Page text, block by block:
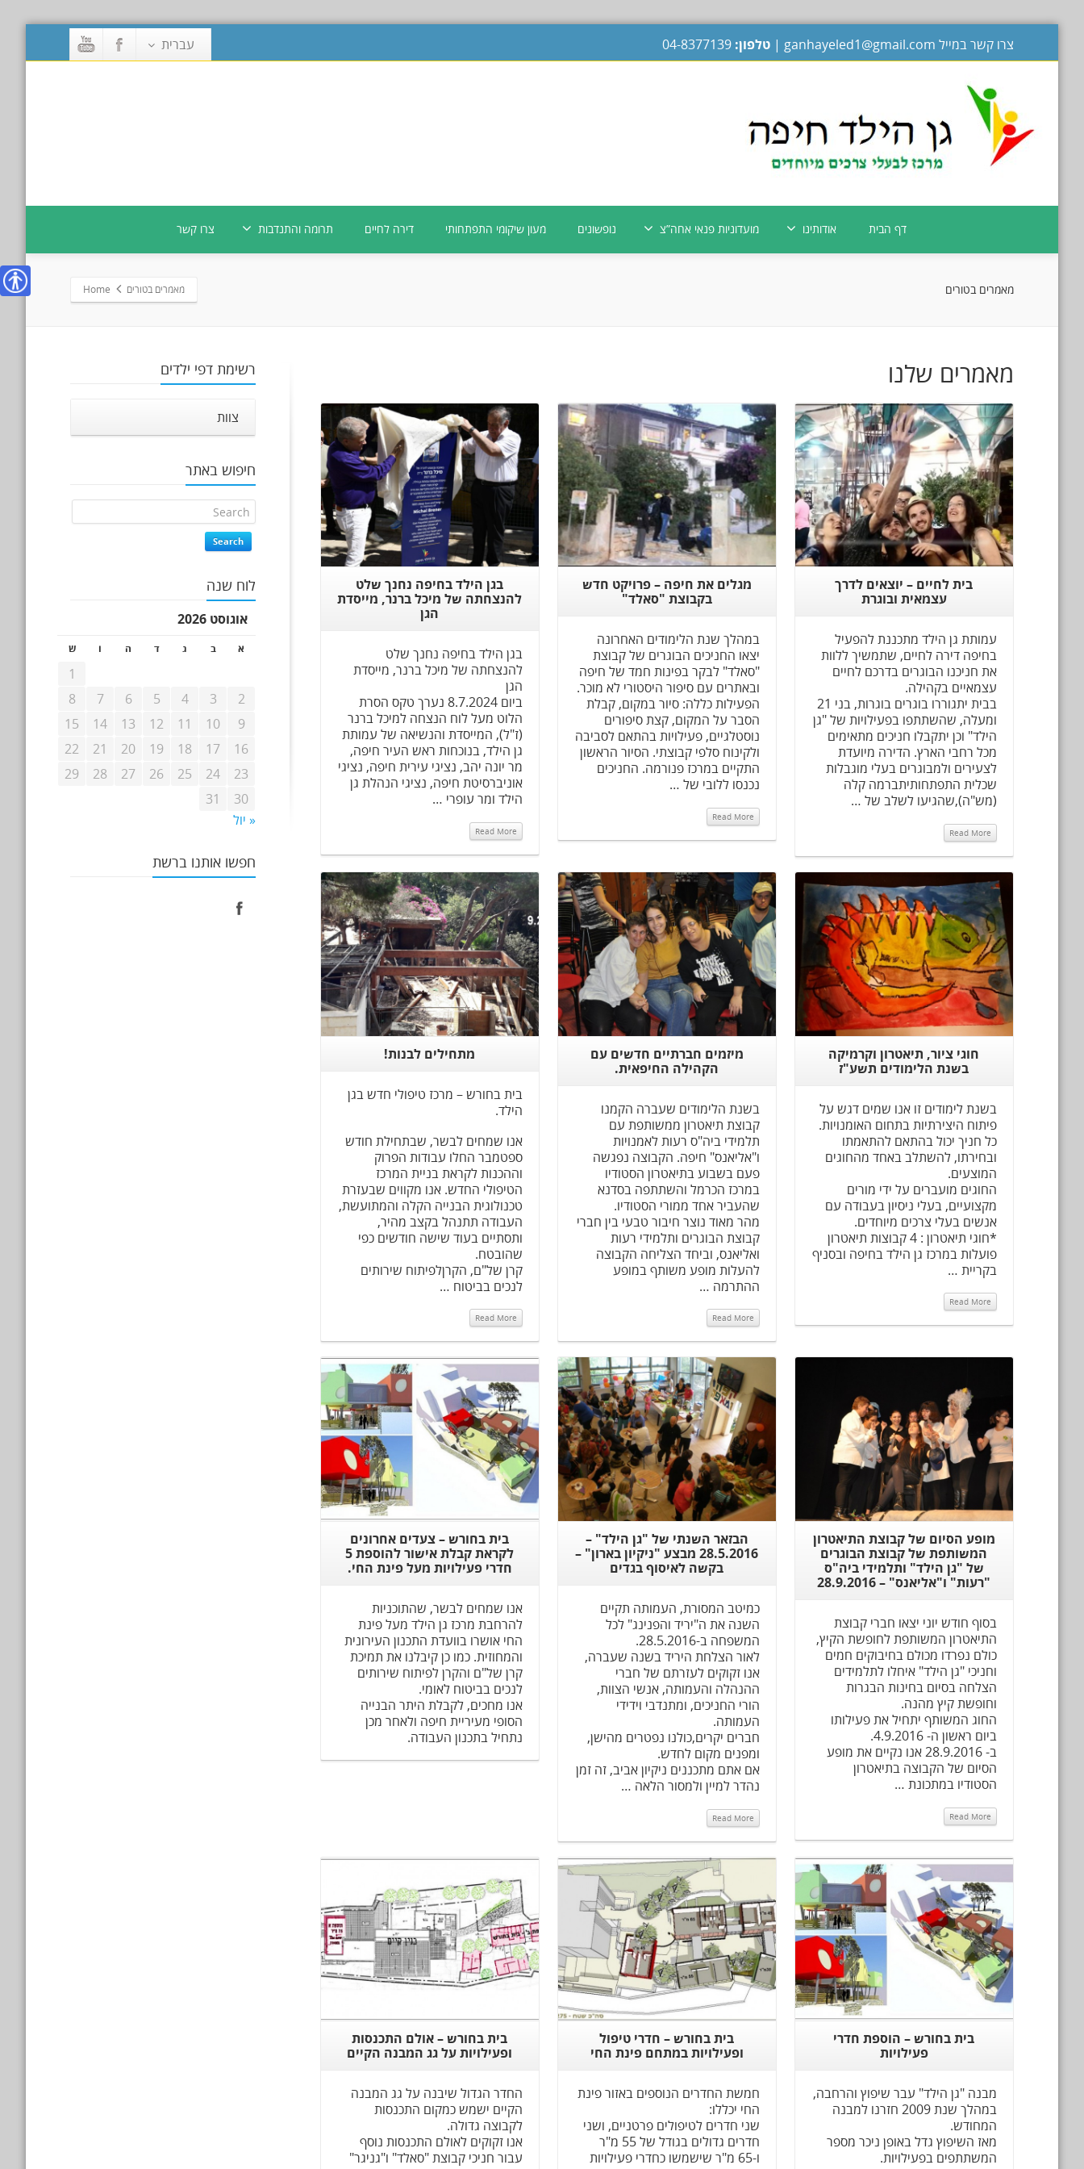
צרו קשר במייל ganhayeled1@gmail.com
| טלפון: עברית
דף הבית אודותינו מועדוניות פנאי אחה”צ נופשונים מעון שיקומי התפתחותי דירה לחיים תרומה והתנדבות צרו קשר
מאמרים בטורים מאמרים בטורים Home
מאמרים שלנו
Read More
בגן הילד בחיפה נחנך שלט
להנצחתה של מיכל ברנר, מייסדת
הגן‎
בגן הילד בחיפה נחנך שלט
להנצחתה של מיכל ברנר, מייסדת
הגן‎
ביום 8.7.2024 נערך טקס הסרת
הלוט מעל לוח הנצחה למיכל ברנר
(ז"ל), המייסדת והנשיאה של עמותת
גן הילד, בנוכחות ראש העיר חיפה,
מר יונה יהב, נציגי עירית חיפה, נציגי
אוניברסיטת חיפה, נציגי הנהלת גן
הילד ומר עופרי …
Read More
Read More
מגלים את חיפה – פרויקט חדש
בקבוצת "סאלד"
במהלך שנת הלימודים האחרונה
יצאו החניכים הבוגרים של קבוצת
"סאלד" לבקר בפינות חמד של חיפה
ובאתרים עם סיפור היסטורי לא מוכר.
הפעילות כללה: סיור במקום, קבלת
הסבר על המקום, קצת סיפורים
נוסטלגיים, פעילויות בהתאם לסביבה
ולקינוח סלפי קבוצתי. הסיור הראשון
התקיים במרכז פנורמה. החניכים
נכנסו ללובי של …
Read More
Read More
בית לחיים – יוצאים לדרך
עצמאית ובוגרת
עמותת גן הילד מתכננת להפעיל
בחיפה דירה לחיים, שתמשיך ללוות
את חניכנו הבוגרים בדרכם לחיים
עצמאיים בקהילה.
בבית יתגוררו בוגרים בוגרות, בני 21
ומעלה, שהשתתפו בפעילויות של "גן
הילד" וכן יתקבלו חניכים מתאימים
מכל רחבי הארץ. הדירה מיועדת
לצעירים ולמבוגרים בעלי מוגבלות
שכלית התפתחותיתברמה קלה
(מש"ה),שהגיעו לשלב של …
Read More
Read More
מתחילים לבנות!
בית בחורש – מרכז טיפולי חדש בגן
הילד.
אנו שמחים לבשר, שבתחילת חודש
ספטמבר החלו עבודות הפרוק
וההכנות לקראת בניית המרכז
הטיפולי החדש. אנו מקווים שבעזרת
טכנולוגית הבנייה הקלה והמתועשת,
העבודה תתנהל בקצב מהיר,
ותסתיים בעוד שישה חודשים כפי
שהובטח.
קרן של"ם, הקרןלפיתוח שירותים
לנכים בביטוח …
Read More
Read More
מיזמים חברתיים חדשים עם
הקהילה החיפאית.
בשנת הלימודים שעברה הקמנו
קבוצת תיאטרון ממשותפת עם
תלמידי ביה"ס רעות לאמנויות
ו"אליאנס" חיפה. הקבוצה נפגשה
פעם בשבוע בתיאטרון הסטודיו
במרכז הכרמל והשתתפה בסדנא
שהעביר אחד ממורי הסטודיו.
מהר מאוד נוצר חיבור טבעי בין חברי
קבוצת הבוגרים ותלמידי רעות
ואליאנס, וביחד הצליחה הקבוצה
להעלות מופע משותף במופע
ההתרמה …
Read More
Read More
חוגי ציור, תיאטרון וקרמיקה
בשנת הלימודים תשע"ז
בשנת לימודים זו אנו שמים דגש על
פיתוח היצירתיות בתחום האומנויות.
כל חניך יכול בהתאם להתאמתו
ובחירתו, להשתלב באחד מהחוגים
המוצעים.
החוגים מועברים על ידי מורים
מקצועיים, בעלי ניסיון בעבודה עם
אנשים בעלי צרכים מיוחדים.
*חוגי תיאטרון : 4 קבוצות תיאטרון
פועלות במרכז גן הילד בחיפה ובסניף
בקריית …
Read More
Read More
בית בחורש – צעדים אחרונים
לקראת קבלת אישור להוספת 5
חדרי פעילויות מעל פינת החי.
אנו שמחים לבשר, שהתוכניות
להרחבת מרכז גן הילד מעל פינת
החי אושרו בוועדת התכנון העירונית
והמחוזית. כמו כן קיבלנו את תמיכת
קרן של"ם והקרן לפיתוח שירותים
לנכים בביטוח לאומי.
אנו מחכים, לקבלת היתר הבנייה
הסופי מעיריית חיפה ולאחר מכן
נתחיל בתכנון העבודה.
Read More
הבזאר השנתי של "גן הילד" –
28.5.2016 מבצע "ניקיון בארון" –
בקשה לאיסוף בגדים
כמיטב המסורת, העמותה תקיים
השנה את ה"יריד והפנינג" לכל
המשפחה ב-28.5.2016.
לאור הצלחת היריד בשנה שעברה,
אנו זקוקים לעזרתם של חברי
ההנהלה והעמותה, אנשי הצוות,
הורי החניכים, ומתנדבי וידידי
העמותה.
חברים יקרים,כולנו נפטרים מהישן,
ומפנים מקום לחדש.
אם אתם מתכננים ניקיון אביב, זה זמן
נהדר למיין ולמסור הלאה …
Read More
מופע הסיום של קבוצת התיאטרון
המשותפת של קבוצת הבוגרים
של "גן הילד" ותלמידי ביה"ס
"רעות" ו"אליאנס" – 28.9.2016
בסוף חודש יוני יצאו חברי קבוצת
התיאטרון המשותפת לחופשת הקיץ,
כולם נפרדו מכולם בחיבוקים חמים
וחניכי "גן הילד" איחלו לתלמידים
הצלחה בסיום בחינות הבגרות
וחופשת קיץ מהנה.
החוג המשותף יתחיל את פעילותו
ביום ראשון ה- 4.9.2016.
ב- 28.9.2016 אנו נקיים את מופע
הסיום של הקבוצה בתיאטרון
הסטודיו במתכונת …
Read More
בית בחורש – אולם התכנסות
ופעילויות על גג המבנה הקיים
החדר הגדול שיבנה על גג המבנה
הקיים ישמש כמקום התכנסות
לקבוצה גדולה.
אנו זקוקים לאולם התכנסות נוסף
עבור חניכי קבוצת "סאלד" ו"גניגר"
Read More
בית בחורש – חדרי טיפול
ופעילויות במתחם פינת החי
חמשת החדרים הנוספים באזור פינת
החי יכללו:
שני חדרים לטיפולים פרטניים, ושני
חדרים גדולים בגודל של 55 מ"ר
ו-65 מ"ר שישמשו כחדרי פעילויות
Read More
בית בחורש – הוספת חדרי
פעילויות
מבנה "גן הילד" עבר שיפוץ והרחבה,
במהלך שנת 2009 חזרנו למבנה
המחודש.
מאז השיפוץ גדל באופן ניכר מספר
המשתתפים בפעילויות.
רשימת דפי ילדים
צוות
חיפוש באתר
Search
לוח שנה
אוגוסט 2026
א ב ג ד ה ו ש
1
2
3
4
5
6
7
8
9
10
11
12
13
14
15
16
17
18
19
20
21
22
23
24
25
26
27
28
29
30
31
« יול
חפשו אותנו ברשת